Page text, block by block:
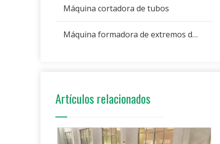
Máquina cortadora de tubos
Máquina formadora de extremos de tubos
Artículos relacionados